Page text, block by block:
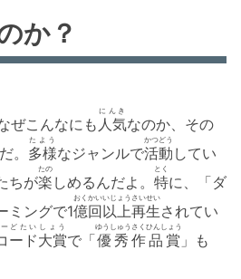
か？
ぜこんなにも 人気
にんき
なのか、その
。 多様
たよう
なジャンルで活動
かつどう
してい
ちが楽
たの
しめるんだよ。 特
とく
に、「ダ
ミングで1億
おく
回
かい
以上
いじょう
再生
さいせい
されてい
ード大賞
どたいしょう
で「優秀作品賞
ゆうしゅうさくひんしょう
」も